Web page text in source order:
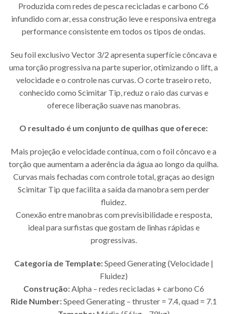
Produzida com redes de pesca recicladas e carbono C6
infundido com ar, essa construção leve e responsiva entrega
performance consistente em todos os tipos de ondas.
Seu foil exclusivo Vector 3/2 apresenta superfície côncava e
uma torção progressiva na parte superior, otimizando o lift, a
velocidade e o controle nas curvas. O corte traseiro reto,
conhecido como Scimitar Tip, reduz o raio das curvas e
oferece liberação suave nas manobras.
O resultado é um conjunto de quilhas que oferece:
Mais projeção e velocidade contínua, com o foil côncavo e a
torção que aumentam a aderência da água ao longo da quilha.
Curvas mais fechadas com controle total, graças ao design
Scimitar Tip que facilita a saída da manobra sem perder
fluidez.
Conexão entre manobras com previsibilidade e resposta,
ideal para surfistas que gostam de linhas rápidas e
progressivas.
Categoria de Template:Speed Generating (Velocidade |
Fluidez)
Construção:Alpha – redes recicladas + carbono C6
Ride Number:Speed Generating – thruster = 7.4, quad = 7.1